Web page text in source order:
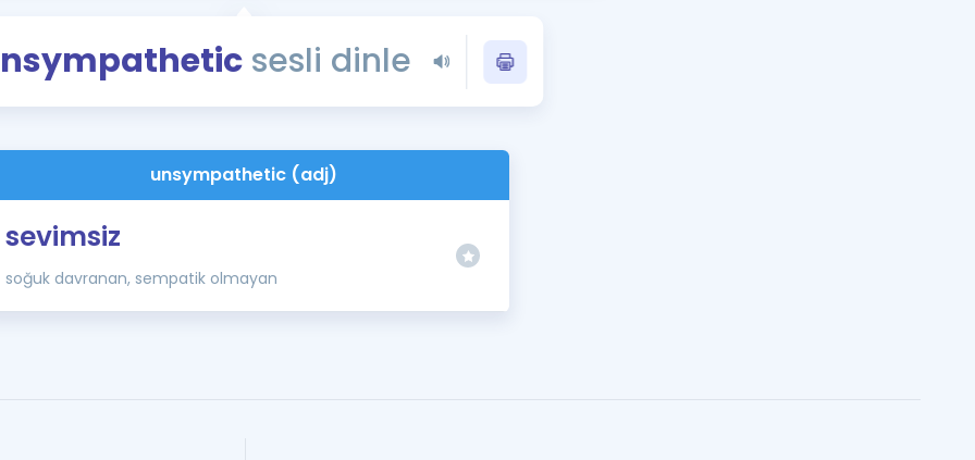
YDS - YÖKDİL Tüm Sınavlarla İlgili Haberler
İngilizce Gramer
İngilizce Gramer ve Konu Anlatımı
sesli dinle
unsympathetic (adj)
sevimsiz
soğuk davranan, sempatik olmayan